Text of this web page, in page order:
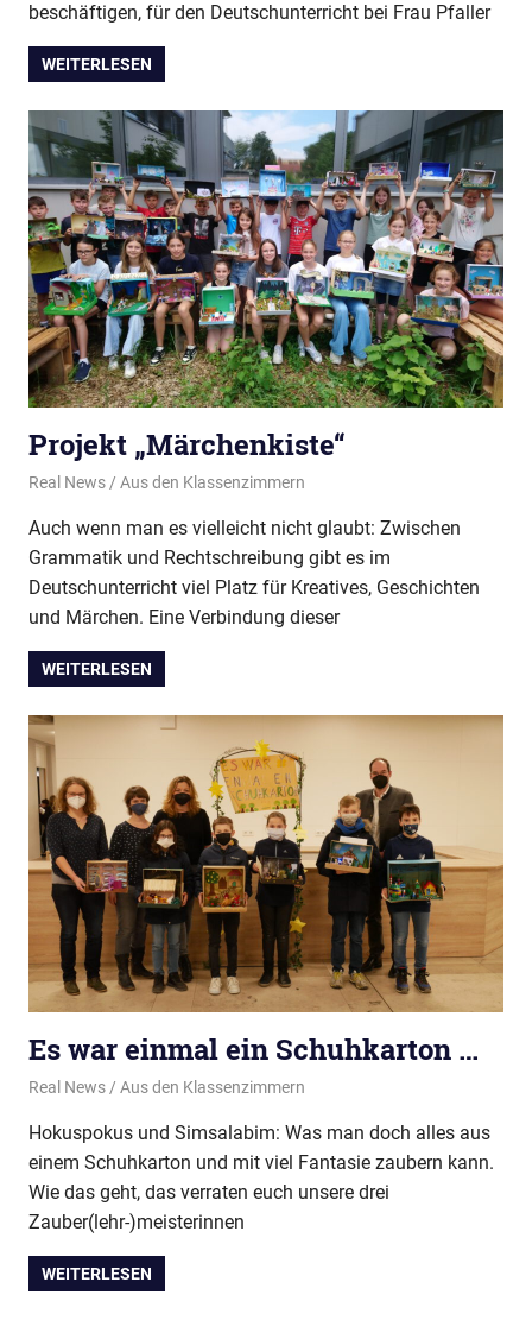
beschäftigen, für den Deutschunterricht bei Frau Pfaller
WEITERLESEN
Projekt „Märchenkiste“
8. Juli 2024
Real News Aus den Klassenzimmern
Auch wenn man es vielleicht nicht glaubt: Zwischen
Grammatik und Rechtschreibung gibt es im
Deutschunterricht viel Platz für Kreatives, Geschichten
und Märchen. Eine Verbindung dieser
WEITERLESEN
Es war einmal ein Schuhkarton …
21. März 2022
Real News Aus den Klassenzimmern
Hokuspokus und Simsalabim: Was man doch alles aus
einem Schuhkarton und mit viel Fantasie zaubern kann.
Wie das geht, das verraten euch unsere drei
Zauber(lehr-)meisterinnen
WEITERLESEN